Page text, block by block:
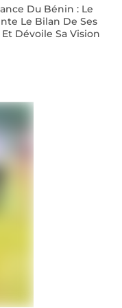
Du Bénin : Le
Le Bilan De Ses
Dévoile Sa Vision